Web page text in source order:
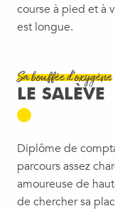
course à pied et à
est longue.
Sa bouffée d'oxygène
LE SALÈVE
Diplôme de
parcours assez
amoureuse de
de chercher sa